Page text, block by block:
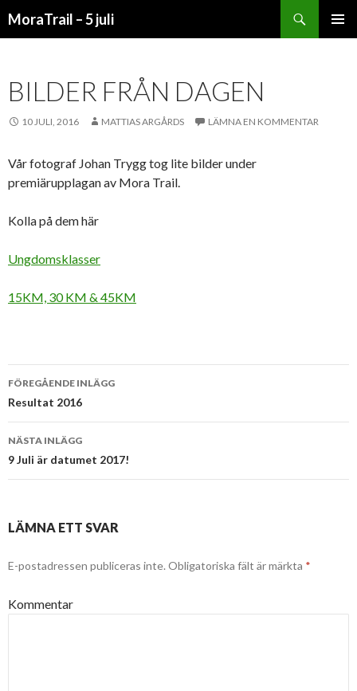
MoraTrail – 5 juli
BILDER FRÅN DAGEN
10 JULI, 2016 MATTIAS ARGÅRDS LÄMNA EN KOMMENTAR
Vår fotograf Johan Trygg tog lite bilder under
premiärupplagan av Mora Trail.
Kolla på dem här
Ungdomsklasser
15KM, 30 KM & 45KM
Inläggsnavigering
FÖREGÅENDE INLÄGG
Resultat 2016
NÄSTA INLÄGG
9 Juli är datumet 2017!
LÄMNA ETT SVAR
E-postadressen publiceras inte. Obligatoriska fält är märkta *
Kommentar